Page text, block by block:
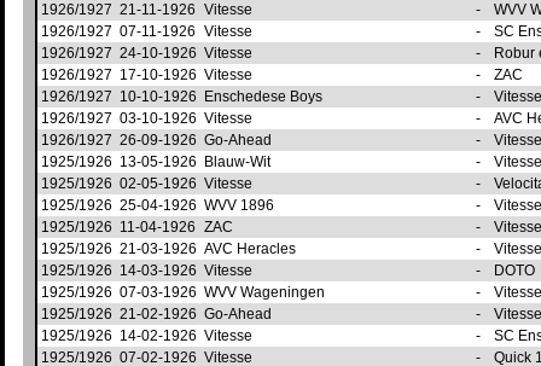
1926/1927 21-11-1926 Vitesse -
WVV
1926/1927 07-11-1926 Vitesse -
SC
1926/1927 24-10-1926 Vitesse -
Robur
1926/1927 17-10-1926 Vitesse -
ZAC
1926/1927 10-10-1926 Enschedese Boys -
1926/1927 03-10-1926 Vitesse -
AVC
1926/1927 26-09-1926 Go-Ahead -
1925/1926 13-05-1926 Blauw-Wit -
1925/1926 02-05-1926 Vitesse -
1925/1926 25-04-1926 WVV 1896 -
1925/1926 11-04-1926 ZAC -
1925/1926 21-03-1926 AVC Heracles -
1925/1926 14-03-1926 Vitesse -
DOTO
1925/1926 07-03-1926 WVV Wageningen -
1925/1926 21-02-1926 Go-Ahead -
1925/1926 14-02-1926 Vitesse -
SC
1925/1926 07-02-1926 Vitesse -
Quick